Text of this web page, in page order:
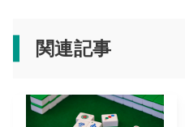
関連記事